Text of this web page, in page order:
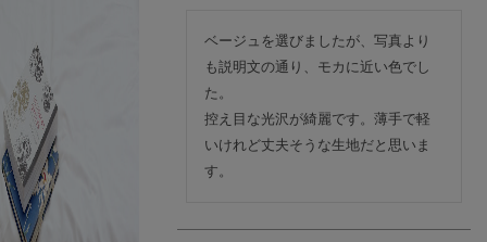
ベージュを選びましたが、写真より
も説明文の通り、モカに近い色でし
た。
控え目な光沢が綺麗です。薄手で軽
いけれど丈夫そうな生地だと思いま
す。